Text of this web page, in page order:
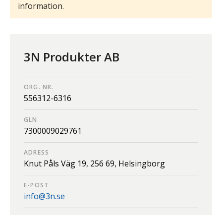
information.
3N Produkter AB
ORG. NR.
556312-6316
GLN
7300009029761
ADRESS
Knut Påls Väg 19, 256 69, Helsingborg
E-POST
info@3n.se